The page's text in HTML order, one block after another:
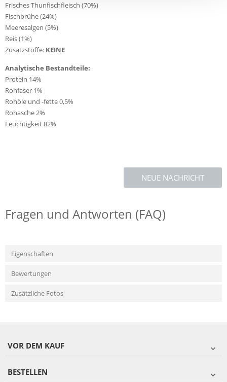
Frisches Thunfischfleisch (70%)
Fischbrühe (24%)
Meeresalgen (5%)
Reis (1%)
Zusatzstoffe: KEINE
Analytische Bestandteile:
Protein 14%
Rohfaser 1%
Rohöle und -fette 0,5%
Rohasche 2%
Feuchtigkeit 82%
NEUE NACHRICHT
Fragen und Antworten (FAQ)
Eigenschaften
Bewertungen
Zusätzliche Fotos
VOR DEM KAUF
BESTELLEN